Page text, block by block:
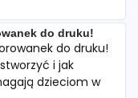
do druku!
do druku!
i jak
dzieciom w